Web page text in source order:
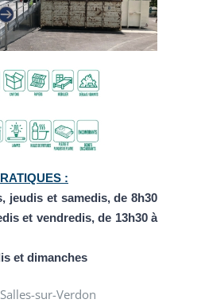
:
jeudis et samedis, de 8h30
et vendredis, de 13h30 à
et dimanches
sur-Verdon